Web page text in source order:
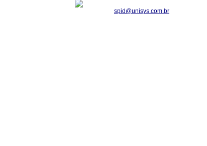
spid@unisys.com.br